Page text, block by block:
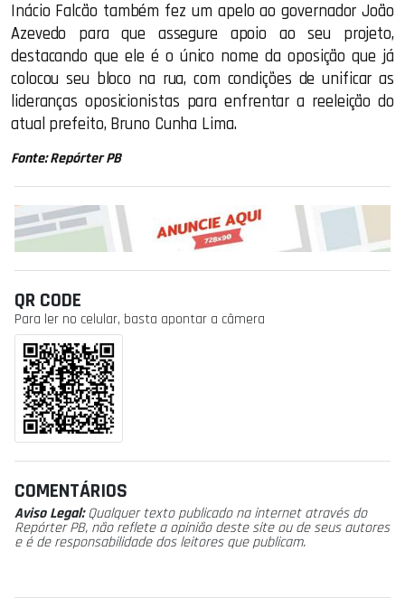
Inácio Falcão também fez um apelo ao governador João
Azevedo para que assegure apoio ao seu projeto,
destacando que ele é o único nome da oposição que já
colocou seu bloco na rua, com condições de unificar as
lideranças oposicionistas para enfrentar a reeleição do
atual prefeito, Bruno Cunha Lima.
Fonte: Repórter PB
QR CODE
Para ler no celular, basta apontar a câmera
COMENTÁRIOS
Aviso Legal:Qualquer texto publicado na internet através do
Repórter PB, não reflete a opinião deste site ou de seus autores
e é de responsabilidade dos leitores que publicam.